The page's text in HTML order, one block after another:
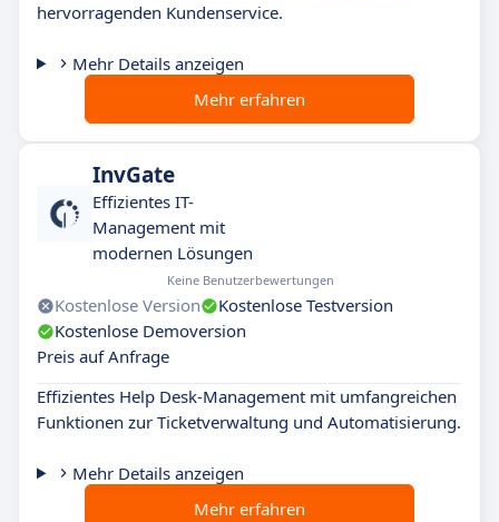
hervorragenden Kundenservice.
Mehr Details anzeigen
Mehr erfahren
InvGate
Effizientes IT-
Management mit
modernen Lösungen
Keine Benutzerbewertungen
Kostenlose Version
Kostenlose Testversion
Kostenlose Demoversion
Preis auf Anfrage
Effizientes Help Desk-Management mit umfangreichen
Funktionen zur Ticketverwaltung und Automatisierung.
Mehr Details anzeigen
Mehr erfahren